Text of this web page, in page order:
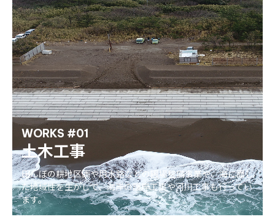
WORKS #01
土木工事
田んぼの耕地区画や用水路などの圃場整備事業や、海に面し
た地域性を生かして、海岸の護岸工事や河川工事も行ってい
ます。